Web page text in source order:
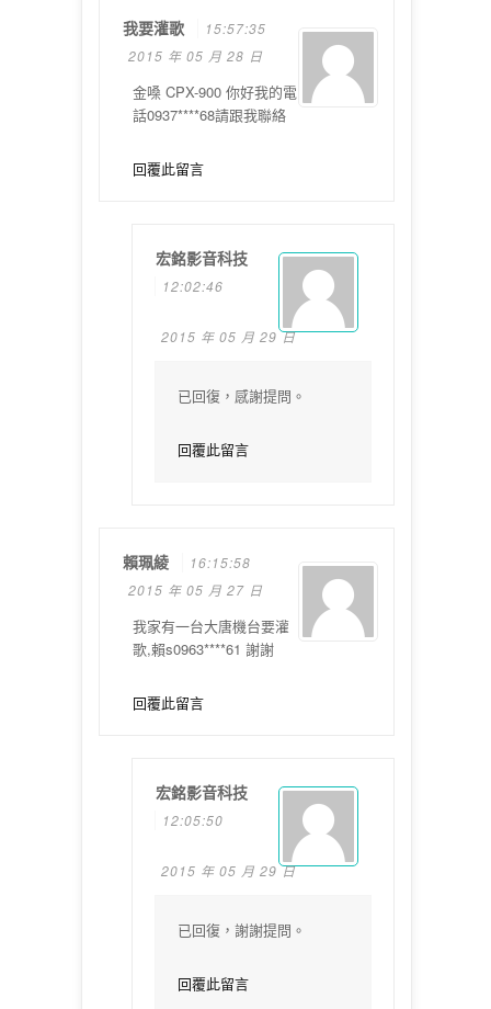
我要灌歌
15:57:35
2015 年 05 月 28 日
金嗓 CPX-900 你好我的電
話0937****68請跟我聯絡
回覆此留言
宏銘影音科技
12:02:46
2015 年 05 月 29 日
已回復，感謝提問。
回覆此留言
賴珮綾
16:15:58
2015 年 05 月 27 日
我家有一台大唐機台要灌
歌,賴s0963****61 謝謝
回覆此留言
宏銘影音科技
12:05:50
2015 年 05 月 29 日
已回復，謝謝提問。
回覆此留言